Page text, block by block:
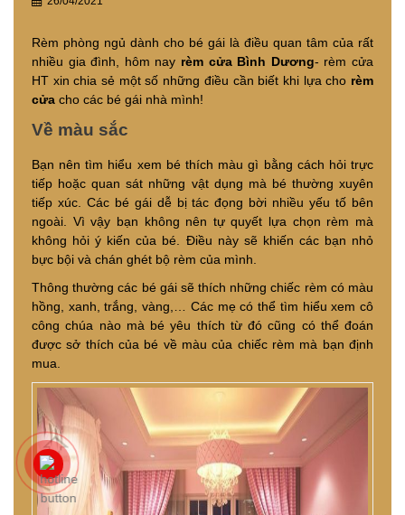
Rèm phòng ngủ dành cho bé gái là điều quan tâm của rất
nhiều gia đình, hôm nay rèm cửa Bình Dương- rèm cửa
HT xin chia sẻ một số những điều cần biết khi lựa cho rèm
cửa cho các bé gái nhà mình!
Về màu sắc
Bạn nên tìm hiểu xem bé thích màu gì bằng cách hỏi trực
tiếp hoặc quan sát những vật dụng mà bé thường xuyên
tiếp xúc. Các bé gái dễ bị tác đọng bời nhiều yếu tố bên
ngoài. Vì vậy bạn không nên tự quyết lựa chọn rèm mà
không hỏi ý kiến của bé. Điều này sẽ khiến các bạn nhỏ
bực bội và chán ghét bộ rèm của mình.
Thông thường các bé gái sẽ thích những chiếc rèm có màu
hồng, xanh, trắng, vàng,… Các mẹ có thể tìm hiểu xem cô
công chúa nào mà bé yêu thích từ đó cũng có thể đoán
được sở thích của bé về màu của chiếc rèm mà bạn định
mua.